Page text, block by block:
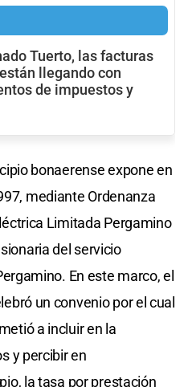
Tuerto, las facturas
llegando con
de impuestos y
bonaerense expone en
mediante Ordenanza
Limitada Pergamino
del servicio
En este marco, el
un convenio por el cual
a incluir en la
y percibir en
la tasa por prestación